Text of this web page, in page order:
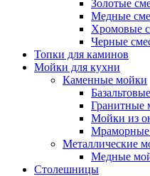
Золотые
Медные
Хромовые
Черные
Топки для каминов
Мойки для кухни
Каменные мойки
Гранитные
Мойки из
Металлические
Медные
Столешницы